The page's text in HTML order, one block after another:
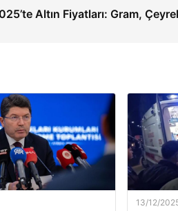
Altın Fiyatları: Gram,
13/12/